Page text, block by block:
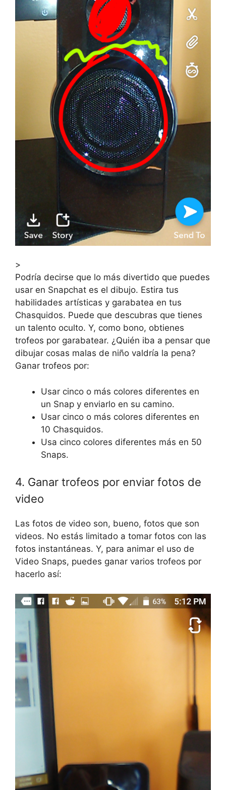
>
Podría decirse que lo más divertido que puedes
usar en Snapchat es el dibujo. Estira tus
habilidades artísticas y garabatea en tus
Chasquidos. Puede que descubras que tienes
un talento oculto. Y, como bono, obtienes
trofeos por garabatear. ¿Quién iba a pensar que
dibujar cosas malas de niño valdría la pena?
Ganar trofeos por:
Usar cinco o más colores diferentes en
un Snap y enviarlo en su camino.
Usar cinco o más colores diferentes en
10 Chasquidos.
Usa cinco colores diferentes más en 50
Snaps.
4. Ganar trofeos por enviar fotos de
video
Las fotos de video son, bueno, fotos que son
videos. No estás limitado a tomar fotos con las
fotos instantáneas. Y, para animar el uso de
Video Snaps, puedes ganar varios trofeos por
hacerlo así: